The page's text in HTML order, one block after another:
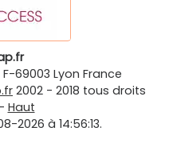
F-69003 Lyon France
2002 - 2018 tous droits
Haut
2026 à 14:56:13.